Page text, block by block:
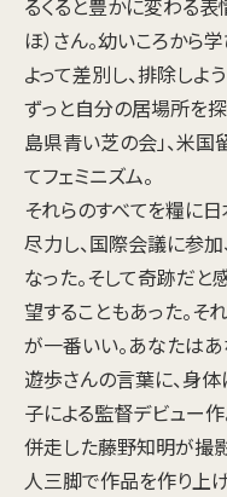
ほ）さん。幼いころから
よって差別し、排除しよ
ずっと自分の居場所を探
島県青い芝の会」、米
てフェミニズム。
それらのすべてを糧に
尽力し、国際会議に参
なった。そして奇跡だと
望することもあった。そ
が一番いい。あなたはあ
遊歩さんの言葉に、身
子による監督デビュー作
併走した藤野知明が撮
人三脚で作品を作り上げ